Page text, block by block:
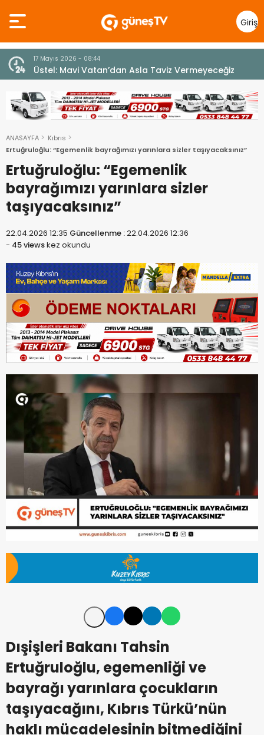
Giriş
Yap
10 Temmuz 2026 - 18:49
Cumhurbaşkanı Erhürman sergi açılışında
fenalaşarak hastaneye kaldırıldı
ANASAYFA
Kıbrıs
Ertuğruloğlu: “Egemenlik bayrağımızı yarınlara sizler taşıyacaksınız”
Ertuğruloğlu: “Egemenlik
bayrağımızı yarınlara sizler
taşıyacaksınız”
22.04.2026 12:35 Güncellenme :22.04.2026 12:36
- 45 viewskez okundu
Dışişleri Bakanı Tahsin
Ertuğruloğlu, egemenliği ve
bayrağı yarınlara çocukların
taşıyacağını, Kıbrıs Türkü’nün
haklı mücadelesinin bitmediğini